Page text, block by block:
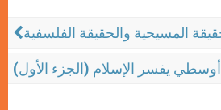
المسيحية والحقيقة الفلسفية
يفسر الإسلام (الجزء الأول)